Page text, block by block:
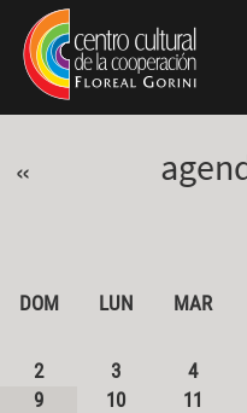
Pasar al contenido principal
Jump to main content
«
DOM LUN MAR
2
3 4
9
10 11